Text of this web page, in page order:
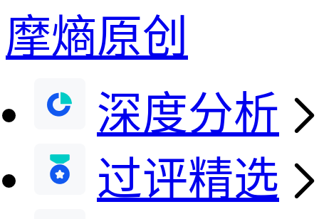
摩熵原创
深度分析
过评精选